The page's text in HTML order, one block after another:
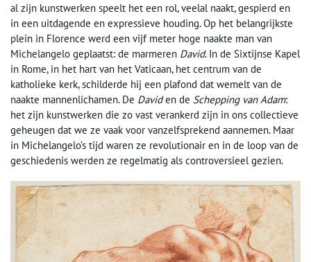
al zijn kunstwerken speelt het een rol, veelal naakt, gespierd en
in een uitdagende en expressieve houding. Op het belangrijkste
plein in Florence werd een vijf meter hoge naakte man van
Michelangelo geplaatst: de marmeren David. In de Sixtijnse Kapel
in Rome, in het hart van het Vaticaan, het centrum van de
katholieke kerk, schilderde hij een plafond dat wemelt van de
naakte mannenlichamen. De Daviden de Schepping van Adam:
het zijn kunstwerken die zo vast verankerd zijn in ons collectieve
geheugen dat we ze vaak voor vanzelfsprekend aannemen. Maar
in Michelangelo’s tijd waren ze revolutionair en in de loop van de
geschiedenis werden ze regelmatig als controversieel gezien.